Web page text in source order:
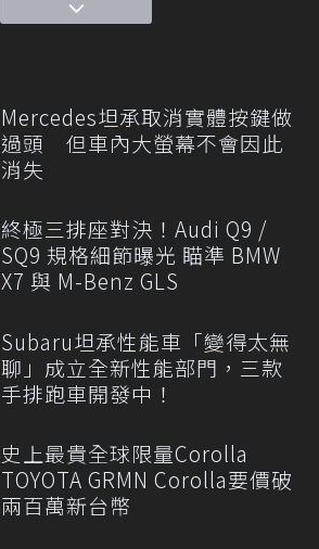
Mercedes坦承取消實體按鍵做
過頭 但車內大螢幕不會因此
消失
終極三排座對決！Audi Q9 /
SQ9 規格細節曝光 瞄準 BMW
X7 與 M-Benz GLS
Subaru坦承性能車「變得太無
聊」成立全新性能部門，三款
手排跑車開發中！
史上最貴全球限量Corolla
TOYOTA GRMN Corolla要價破
兩百萬新台幣